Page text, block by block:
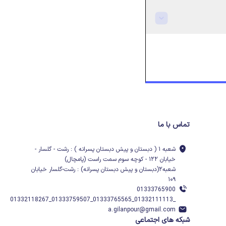
تماس با ما
شعبه ۱ ( دبستان و پیش دبستان پسرانه ) : رشت - گلسار -
خیابان ۱۲۲ - کوچه سوم سمت راست (پامچال)
شعبه۲(دبستان و پیش دبستان پسرانه) : رشت-گلسار خیابان
۱۰۹
01333765900
_01332111113_01333765565_01333759507_01332118267
a.gilanpour@gmail.com
شبکه های اجتماعی